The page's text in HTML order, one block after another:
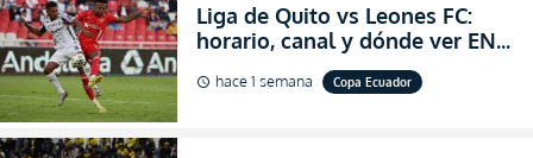
Liga de Quito vs Leones FC:
horario, canal y dónde ver EN
VIVO los octavos de final de la
Copa Ecuador 2026
schedule hace 1 semana Copa Ecuador